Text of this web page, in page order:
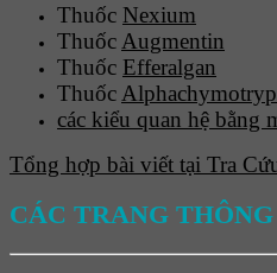
Thuốc Nexium
Thuốc Augmentin
Thuốc Efferalgan
Thuốc
các kiểu quan hệ bằng
Tổng hợp bài viết tại Tra
CÁC TRANG